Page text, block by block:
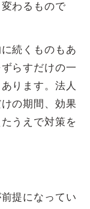
わるもので
続くものもあ
らすだけの一
ります。法人
の期間、効果
うえで対策を
提になってい